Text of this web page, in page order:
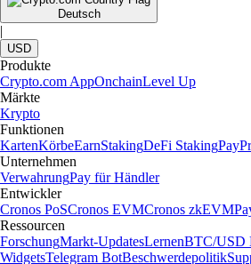
Deutsch
|
USD
Produkte
Crypto.com AppOnchainLevel Up
Märkte
Krypto
Funktionen
KartenKörbeEarnStakingDeFi StakingPay
Unternehmen
VerwahrungPay für Händler
Entwickler
Cronos PoSCronos EVMCronos zkEVM
Ressourcen
ForschungMarkt-UpdatesLernenBTC/USD
WidgetsTelegram BotBeschwerdepolitik